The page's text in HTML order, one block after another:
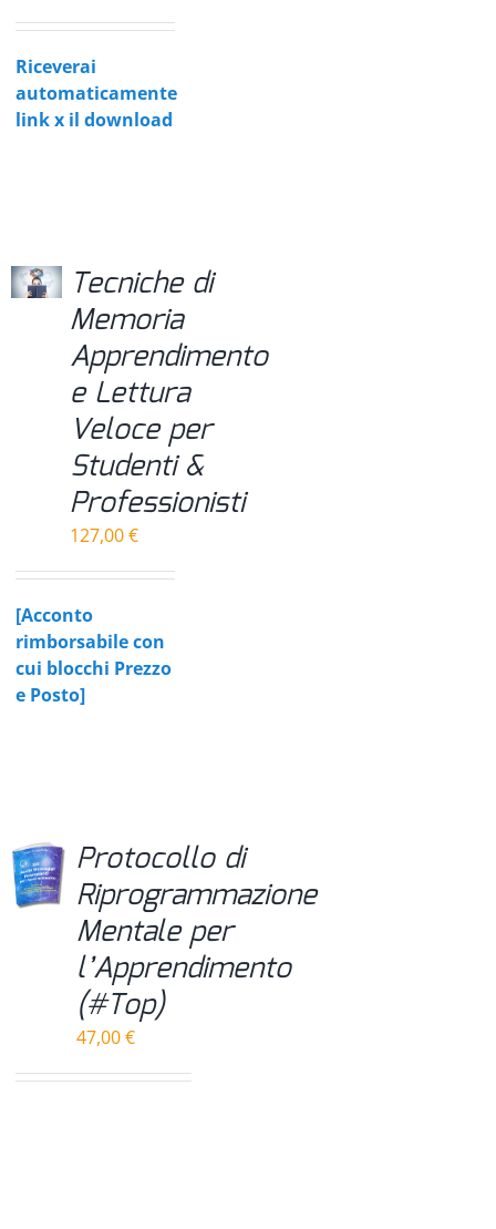
Riceverai
automaticamente
link x il download
Tecniche di
Memoria
Apprendimento
e Lettura
Veloce per
Studenti &
Professionisti
127,00€
[Acconto
rimborsabile con
cui blocchi Prezzo
e Posto]
Protocollo di
Riprogrammazione
Mentale per
l’Apprendimento
(#Top)
47,00€